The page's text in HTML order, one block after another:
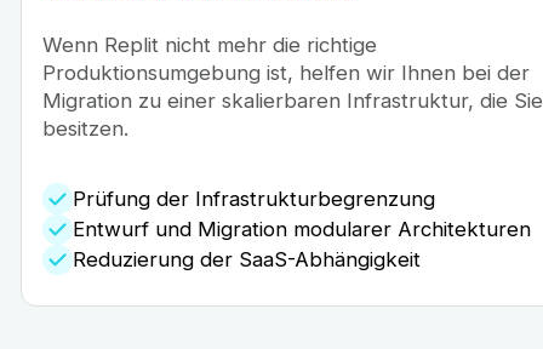
Wenn Replit nicht mehr die richtige
Produktionsumgebung ist, helfen wir Ihnen bei der
Migration zu einer skalierbaren Infrastruktur, die Sie
besitzen.
Prüfung der Infrastrukturbegrenzung
Entwurf und Migration modularer Architekturen
Reduzierung der SaaS-Abhängigkeit